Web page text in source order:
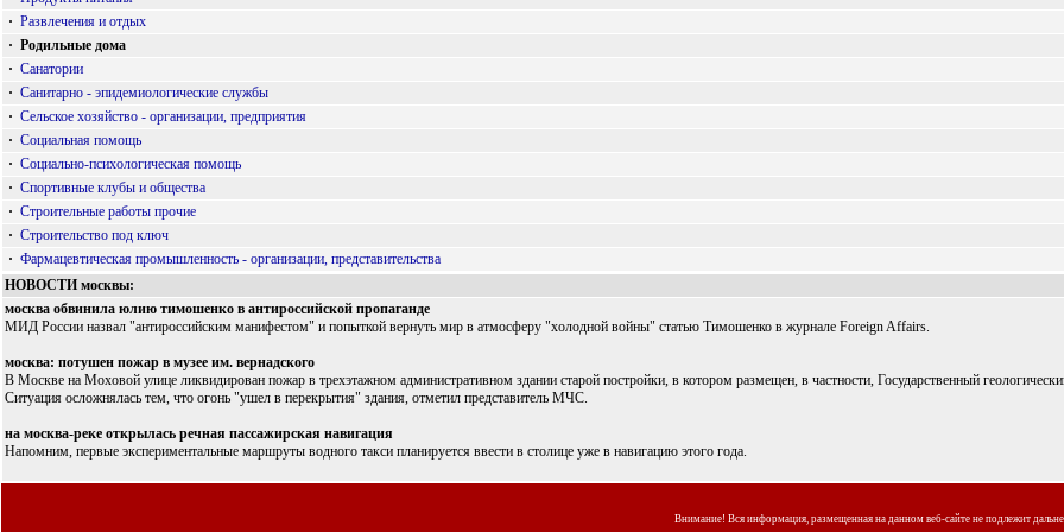
· Развлечения и отдых
· Родильные дома
· Санатории
· Санитарно - эпидемиологические службы
· Сельское хозяйство - организации, предприятия
· Социальная помощь
· Социально-психологическая помощь
· Спортивные клубы и общества
· Строительные работы прочие
· Строительство под ключ
· Фармацевтическая промышленность - организации, представительства
НОВОСТИ москвы:
москва обвинила юлию тимошенко в антироссийской пропаганде
МИД России назвал "антироссийским манифестом" и попыткой вернуть мир в атмосферу "холодной войны" статью Тимошенко в журнале Foreign Affairs.
москва: потушен пожар в музее им. вернадского
В Москве на Моховой улице ликвидирован пожар в трехэтажном административном здании старой постройки, в котором размещен, в частности, Государственный
Ситуация осложнялась тем, что огонь "ушел в перекрытия" здания, отметил представитель МЧС.
на москва-реке открылась речная пассажирская навигация
Напомним, первые экспериментальные маршруты водного такси планируется ввести в столице уже в навигацию этого года.
Внимание! Вся информация, размещенная на данном веб-сайте не подлежит